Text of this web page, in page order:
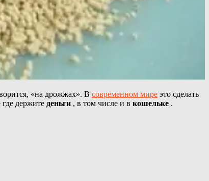
«на дрожжах». В современном мире это сделать
где держите деньги , в том числе и в кошельке .